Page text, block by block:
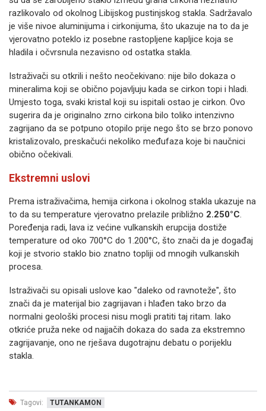
razlikovalo od okolnog Libijskog pustinjskog stakla. Sadržavalo
je više nivoe aluminijuma i cirkonijuma, što ukazuje na to da je
vjerovatno poteklo iz posebne rastopljene kapljice koja se
hladila i očvrsnula nezavisno od ostatka stakla.
Istraživači su otkrili i nešto neočekivano: nije bilo dokaza o
mineralima koji se obično pojavljuju kada se cirkon topi i hladi.
Umjesto toga, svaki kristal koji su ispitali ostao je cirkon. Ovo
sugerira da je originalno zrno cirkona bilo toliko intenzivno
zagrijano da se potpuno otopilo prije nego što se brzo ponovo
kristalizovalo, preskačući nekoliko međufaza koje bi naučnici
obično očekivali.
Ekstremni uslovi
Prema istraživačima, hemija cirkona i okolnog stakla ukazuje na
to da su temperature vjerovatno prelazile približno 2.250°C.
Poređenja radi, lava iz većine vulkanskih erupcija dostiže
temperature od oko 700°C do 1.200°C, što znači da je događaj
koji je stvorio staklo bio znatno topliji od mnogih vulkanskih
procesa.
Istraživači su opisali uslove kao "daleko od ravnoteže", što
znači da je materijal bio zagrijavan i hlađen tako brzo da
normalni geološki procesi nisu mogli pratiti taj ritam. Iako
otkriće pruža neke od najjačih dokaza do sada za ekstremno
zagrijavanje, ono ne rješava dugotrajnu debatu o porijeklu
stakla.
Tagovi: TUTANKAMON